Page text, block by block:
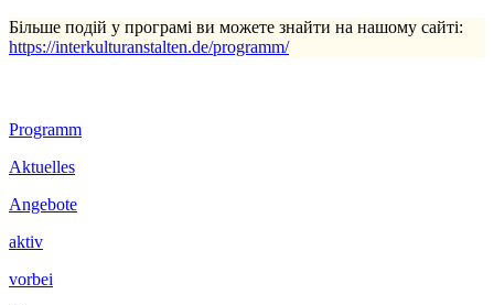
Більше подій у програмі ви можете знайти на нашому сайті:
https://interkulturanstalten.de/programm/
Footer
Inhalt
Programm
Aktuelles
Angebote
aktiv
vorbei